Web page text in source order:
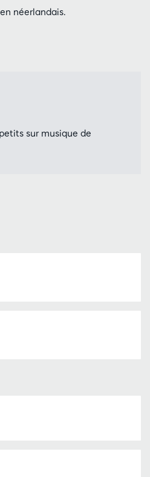
néerlandais.
sur musique de